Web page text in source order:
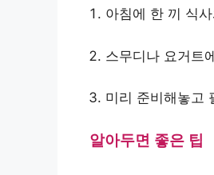
아침에 한 끼 식
스무디나 요거트
미리 준비해놓고
알아두면 좋은 팁